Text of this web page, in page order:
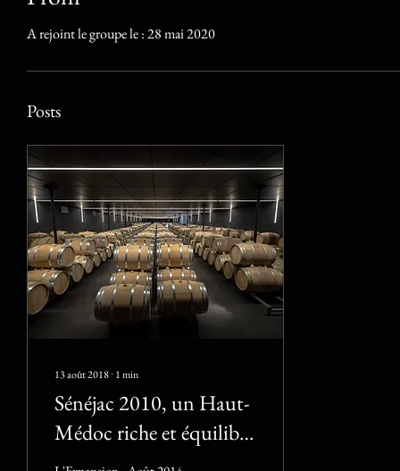
A rejoint le groupe le : 28 mai 2020
Posts
13 août 2018∙ 1min
Sénéjac 2010, un Haut-
Médoc riche et équilibré
à boire maintenant